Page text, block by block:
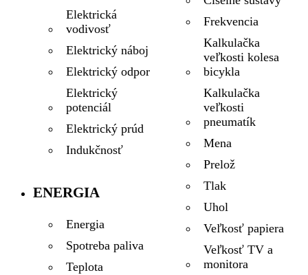
Elektrická
vodivosť
Elektrický náboj
Elektrický odpor
Elektrický
potenciál
Elektrický prúd
Indukčnosť
ENERGIA
Energia
Spotreba paliva
Teplota
Frekvencia
Kalkulačka
veľkosti kolesa
bicykla
Kalkulačka
veľkosti
pneumatík
Mena
Prelož
Tlak
Uhol
Veľkosť papiera
Veľkosť TV a
monitora